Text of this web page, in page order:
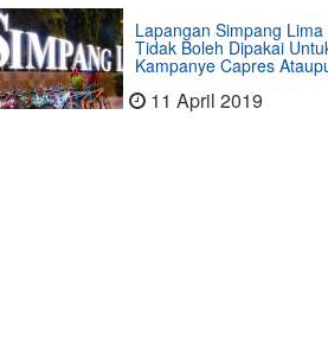
Lapangan Simpang
Tidak Boleh Dipakai
Kampanye Capres
11 April 2019